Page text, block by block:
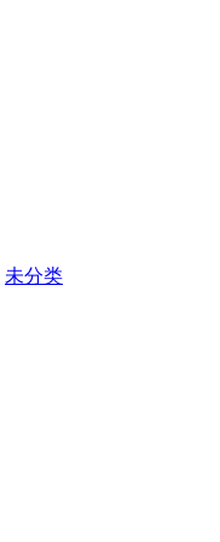
未分类